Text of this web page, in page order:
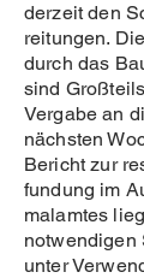
derzeit den
reitungen.
durch das
sind
Vergabe an
nächsten
Bericht zur
fundung im
malamtes
notwendigen
unter